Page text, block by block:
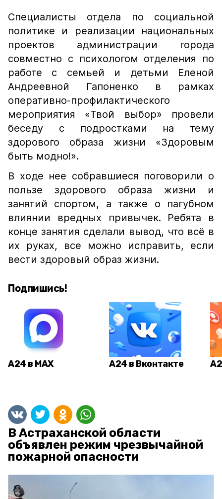
Специалисты отдела по социальной
политике и реализации национальных
проектов администрации города
совместно с психологом отделения по
работе с семьей и детьми Еленой
Андреевной Гапоненко в рамках
оперативно-профилактического
мероприятия «Твой выбор» провели
беседу с подростками на тему
здорового образа жизни «Здоровым
быть модно!».
В ходе нее собравшиеся поговорили о
пользе здорового образа жизни и
занятий спортом, а также о пагубном
влиянии вредных привычек. Ребята в
конце занятия сделали вывод, что всё в
их руках, все можно исправить, если
вести здоровый образ жизни.
Подпишись!
А24 в MAX А24 в Вконтакте
В Астраханской области
объявлен режим чрезвычайной
пожарной опасности